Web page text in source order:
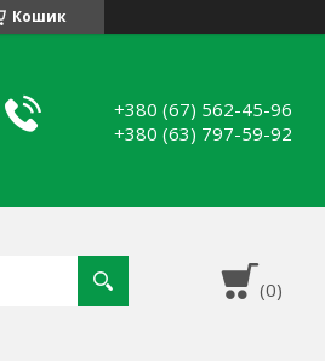
Кошик
+380 (67) 562-45-96
+380 (63) 797-59-92